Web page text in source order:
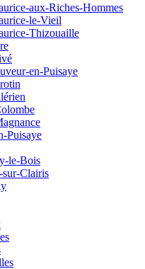
aux-Riches-Hommes
le-Vieil
Thizouaille
en-Puisaye
Puisaye
le-Bois
sur-Clairis